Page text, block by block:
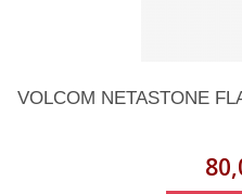
VOLCOM NETASTONE